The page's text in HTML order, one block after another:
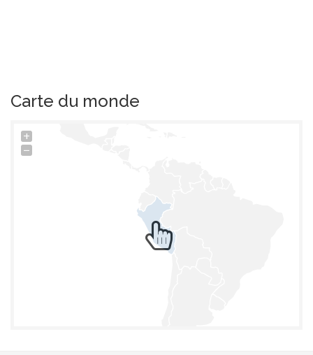
Carte du monde
+
−